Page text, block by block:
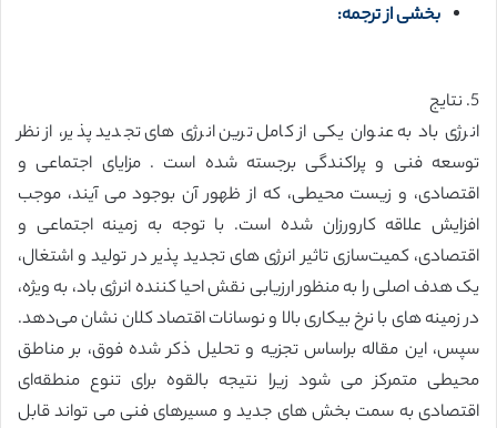
بخشی از ترجمه:
5. نتایج
انرژی باد به عنوان یکی از کامل ترین انرژی های تجدید پذیر، از نظر
توسعه فنی و پراکندگی برجسته شده است . مزایای اجتماعی و
اقتصادی، و زیست محیطی، که از ظهور آن بوجود می آیند، موجب
افزایش علاقه کارورزان شده است. با توجه به زمینه اجتماعی و
اقتصادی، کمیت‌سازی تاثیر انرژی های تجدید پذیر در تولید و اشتغال،
یک هدف اصلی را به منظور ارزیابی نقش احیا کننده انرژی باد، به ویژه،
در زمینه های با نرخ بیکاری بالا و نوسانات اقتصاد کلان نشان می‌دهد.
سپس، این مقاله براساس تجزیه و تحلیل ذکر شده فوق، بر مناطق
محیطی متمرکز می شود زیرا نتیجه بالقوه برای تنوع منطقه‌ای
اقتصادی به سمت بخش های جدید و مسیرهای فنی می تواند قابل